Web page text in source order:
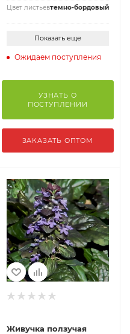
Цвет листьевтемно-бордовый
Показать еще
Ожидаем поступления
УЗНАТЬ О
ПОСТУПЛЕНИИ
ЗАКАЗАТЬ ОПТОМ
Живучка ползучая